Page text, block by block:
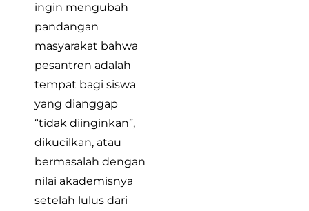
ingin mengubah
pandangan
masyarakat bahwa
pesantren adalah
tempat bagi siswa
yang dianggap
“tidak diinginkan”,
dikucilkan, atau
bermasalah dengan
nilai akademisnya
setelah lulus dari